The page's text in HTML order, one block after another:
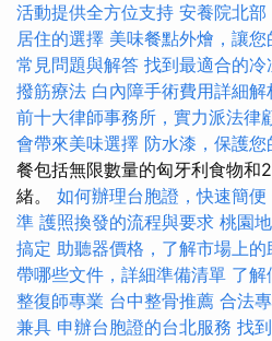
活動提供全方位支持 安養院北部
居住的選擇 美味餐點外燴，讓
常見問題與解答 找到最適合的
撥筋療法 白內障手術費用詳細
前十大律師事務所，實力派法律
會帶來美味選擇 防水漆，保護
餐包括無限數量的匈牙利食物和
緒。 如何辦理台胞證，快速簡便
準 護照換發的流程與要求 桃園
搞定 助聽器價格，了解市場上的
帶哪些文件，詳細準備清單 了解
整復師專業 台中整骨推薦 合法
兼具 申辦台胞證的台北服務 找